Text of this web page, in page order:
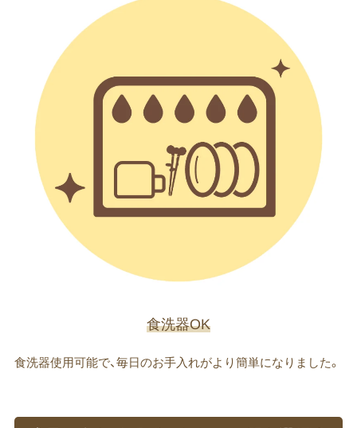
食洗器OK
食洗器使用可能で、毎日のお手入れがより簡単になりました。